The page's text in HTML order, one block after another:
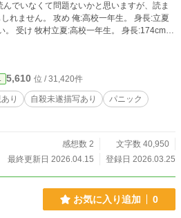
でいなくて問題ないかと思いますが、読ま
一年生。 身長:立夏
5,610 位 / 31,420件
り 自殺未遂描写あり
パニック
感想数 2
文字数 40,950
最終更新日 2026.04.15
登録日 2026.03.25
お気に入り追加 0